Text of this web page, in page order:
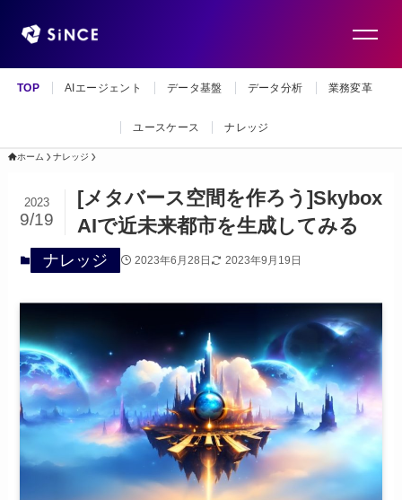
TOP AIエージェント データ基盤 データ分析 業務変革
ユースケース ナレッジ
ホーム ナレッジ
[メタバース空間を作ろう]Skybox
AIで近未来都市を生成してみる
2023
9/19
ナレッジ 2023年6月28日 2023年9月19日